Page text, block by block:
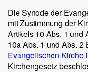
Die Synode der
mit Zustimmung der
Artikels 10 Abs. 1 und
10a Abs. 1 und Abs. 2
Evangelischen Kirche
Kirchengesetz